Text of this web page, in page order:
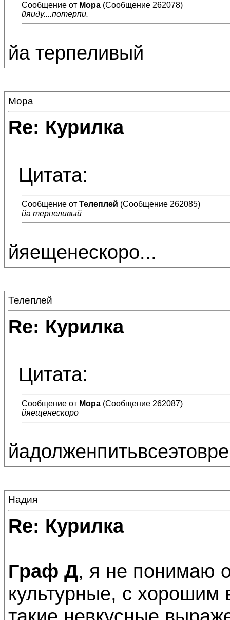
Сообщение от Мора (Сообщение 262078)
йяиду....потерпи.
йа терпеливый
Мора
Re: Курилка
Цитата:
Сообщение от Телеплей (Сообщение 262085)
йа терпеливый
йяещенескоро...
Телеплей
Re: Курилка
Цитата:
Сообщение от Мора (Сообщение 262087)
йяещенескоро
Надия
Re: Курилка
Граф Д, я не понимаю
культурные, с хорошим